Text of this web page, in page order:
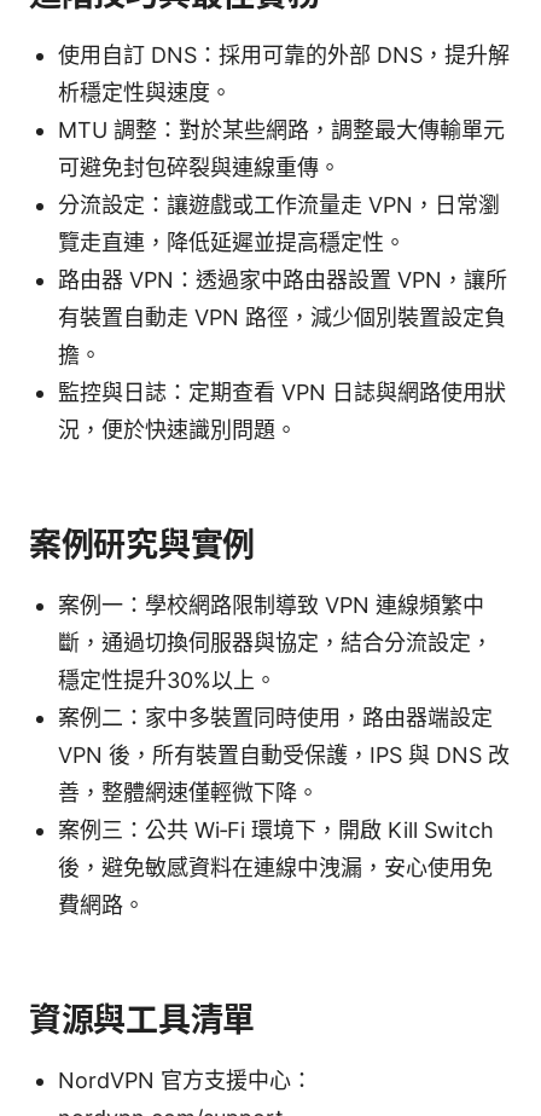
使用自訂 DNS：採用可靠的外部 DNS，提升解
析穩定性與速度。
MTU 調整：對於某些網路，調整最大傳輸單元
可避免封包碎裂與連線重傳。
分流設定：讓遊戲或工作流量走 VPN，日常瀏
覽走直連，降低延遲並提高穩定性。
路由器 VPN：透過家中路由器設置 VPN，讓所
有裝置自動走 VPN 路徑，減少個別裝置設定負
擔。
監控與日誌：定期查看 VPN 日誌與網路使用狀
況，便於快速識別問題。
案例研究與實例
案例一：學校網路限制導致 VPN 連線頻繁中
斷，通過切換伺服器與協定，結合分流設定，
穩定性提升30%以上。
案例二：家中多裝置同時使用，路由器端設定
VPN 後，所有裝置自動受保護，IPS 與 DNS 改
善，整體網速僅輕微下降。
案例三：公共 Wi‑Fi 環境下，開啟 Kill Switch
後，避免敏感資料在連線中洩漏，安心使用免
費網路。
資源與工具清單
NordVPN 官方支援中心：